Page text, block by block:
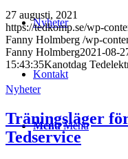
Nyheter
Kontakt
Menu Menu
27 augusti, 2021
https://tedkomp.se/wp-
Fanny Holmberg /wp-
Fanny Holmberg2021-08-
15:43:35Kanotdag
Nyheter
Träningsläger
Tedservice